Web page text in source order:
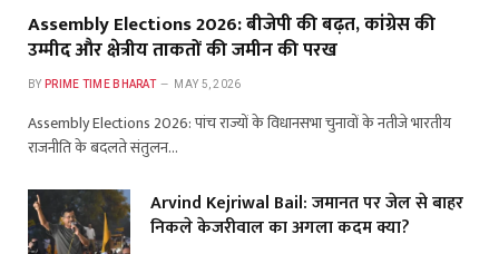
Assembly Elections 2026: बीजेपी की बढ़त, कांग्रेस की
उम्मीद और क्षेत्रीय ताकतों की जमीन की परख
BY PRIME TIME BHARAT MAY 5, 2026
Assembly Elections 2026: पांच राज्यों के विधानसभा चुनावों के नतीजे भारतीय
राजनीति के बदलते संतुलन…
Arvind Kejriwal Bail: जमानत पर जेल से बाहर
निकले केजरीवाल का अगला कदम क्या?